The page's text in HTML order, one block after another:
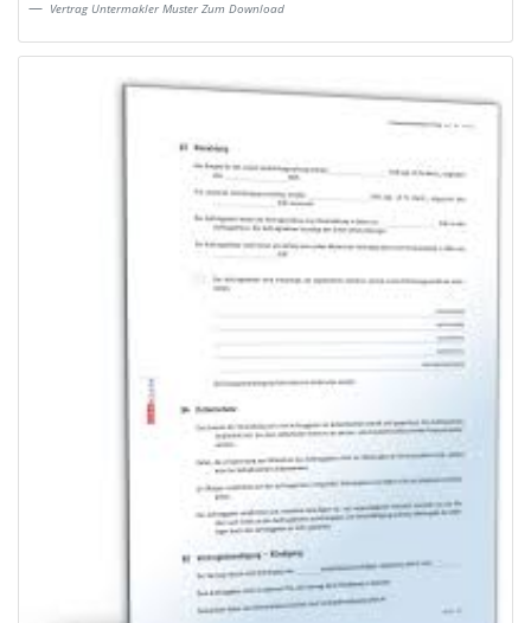
Vertrag Untermakler Muster Zum Download